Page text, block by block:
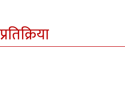
प्रतिक्रिया